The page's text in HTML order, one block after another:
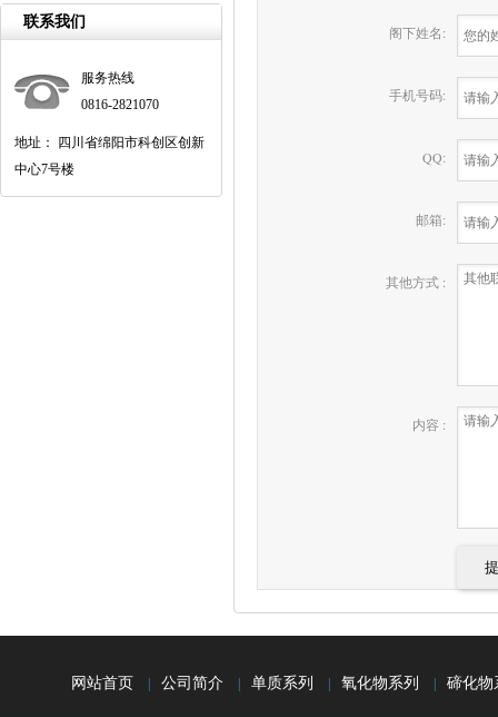
联系我们
服务热线
0816-2821070
地址： 四川省绵阳市科创区创新
中心7号楼
阁下姓名:
手机号码:
QQ:
邮箱:
其他方式 :
内容 :
网站首页 公司简介 单质系列 氧化物系列 碲化物